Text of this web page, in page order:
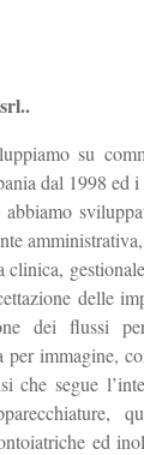
su
dal 1998 ed
clinica,
delle
dei flussi
per immagine,
segue
ed